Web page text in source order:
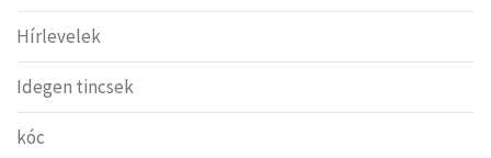
Hírlevelek
Idegen tincsek
kóc